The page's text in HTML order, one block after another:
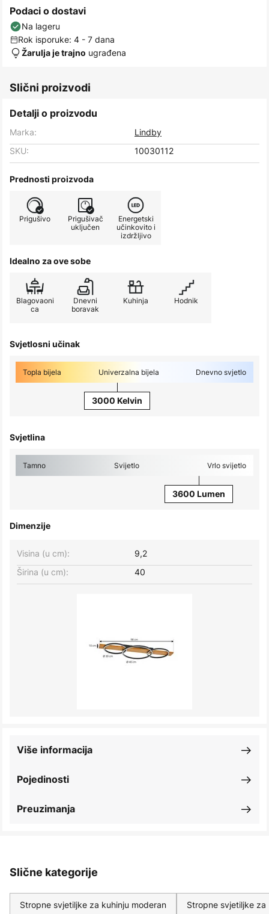
Podaci o dostavi
Na lageru
Rok isporuke: 4 - 7 dana
Žarulja je trajno ugrađena
Slični proizvodi
Detalji o proizvodu
Marka:
Lindby
SKU:
10030112
Prednosti proizvoda
Prigušivo
Prigušivač
uključen
Energetski
učinkovito i
izdržljivo
Idealno za ove sobe
Blagovaoni
ca
Dnevni
boravak
Kuhinja Hodnik
Svjetlosni učinak
Topla bijela Univerzalna bijela Dnevno svjetlo
3000 Kelvin
Svjetlina
Tamno Svijetlo Vrlo svijetlo
3600 Lumen
Dimenzije
Širina (u cm): 40
Visina (u cm): 9,2
Pojedinosti
Više informacija
Preuzimanja
Slične kategorije
Stropne svjetiljke za kuhinju moderan Stropne svjetiljke za